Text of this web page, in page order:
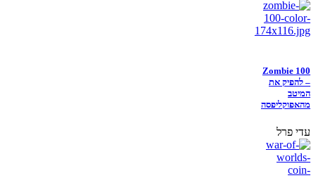
Zombie 100
– להפיק את
המיטב
מהאפוקליפסה
עדי פרל